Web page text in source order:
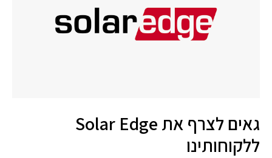
גאים לצרף את Solar Edge
ללקוחותינו